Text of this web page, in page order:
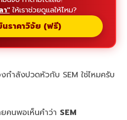
า"ให้เราช่วยดูแลให้ไหม?
นราคาวิจัย (ฟรี)
ำลังปวดหัวกับ SEM ใช่ไหมครับ
คนพอเห็นคำว่า SEM